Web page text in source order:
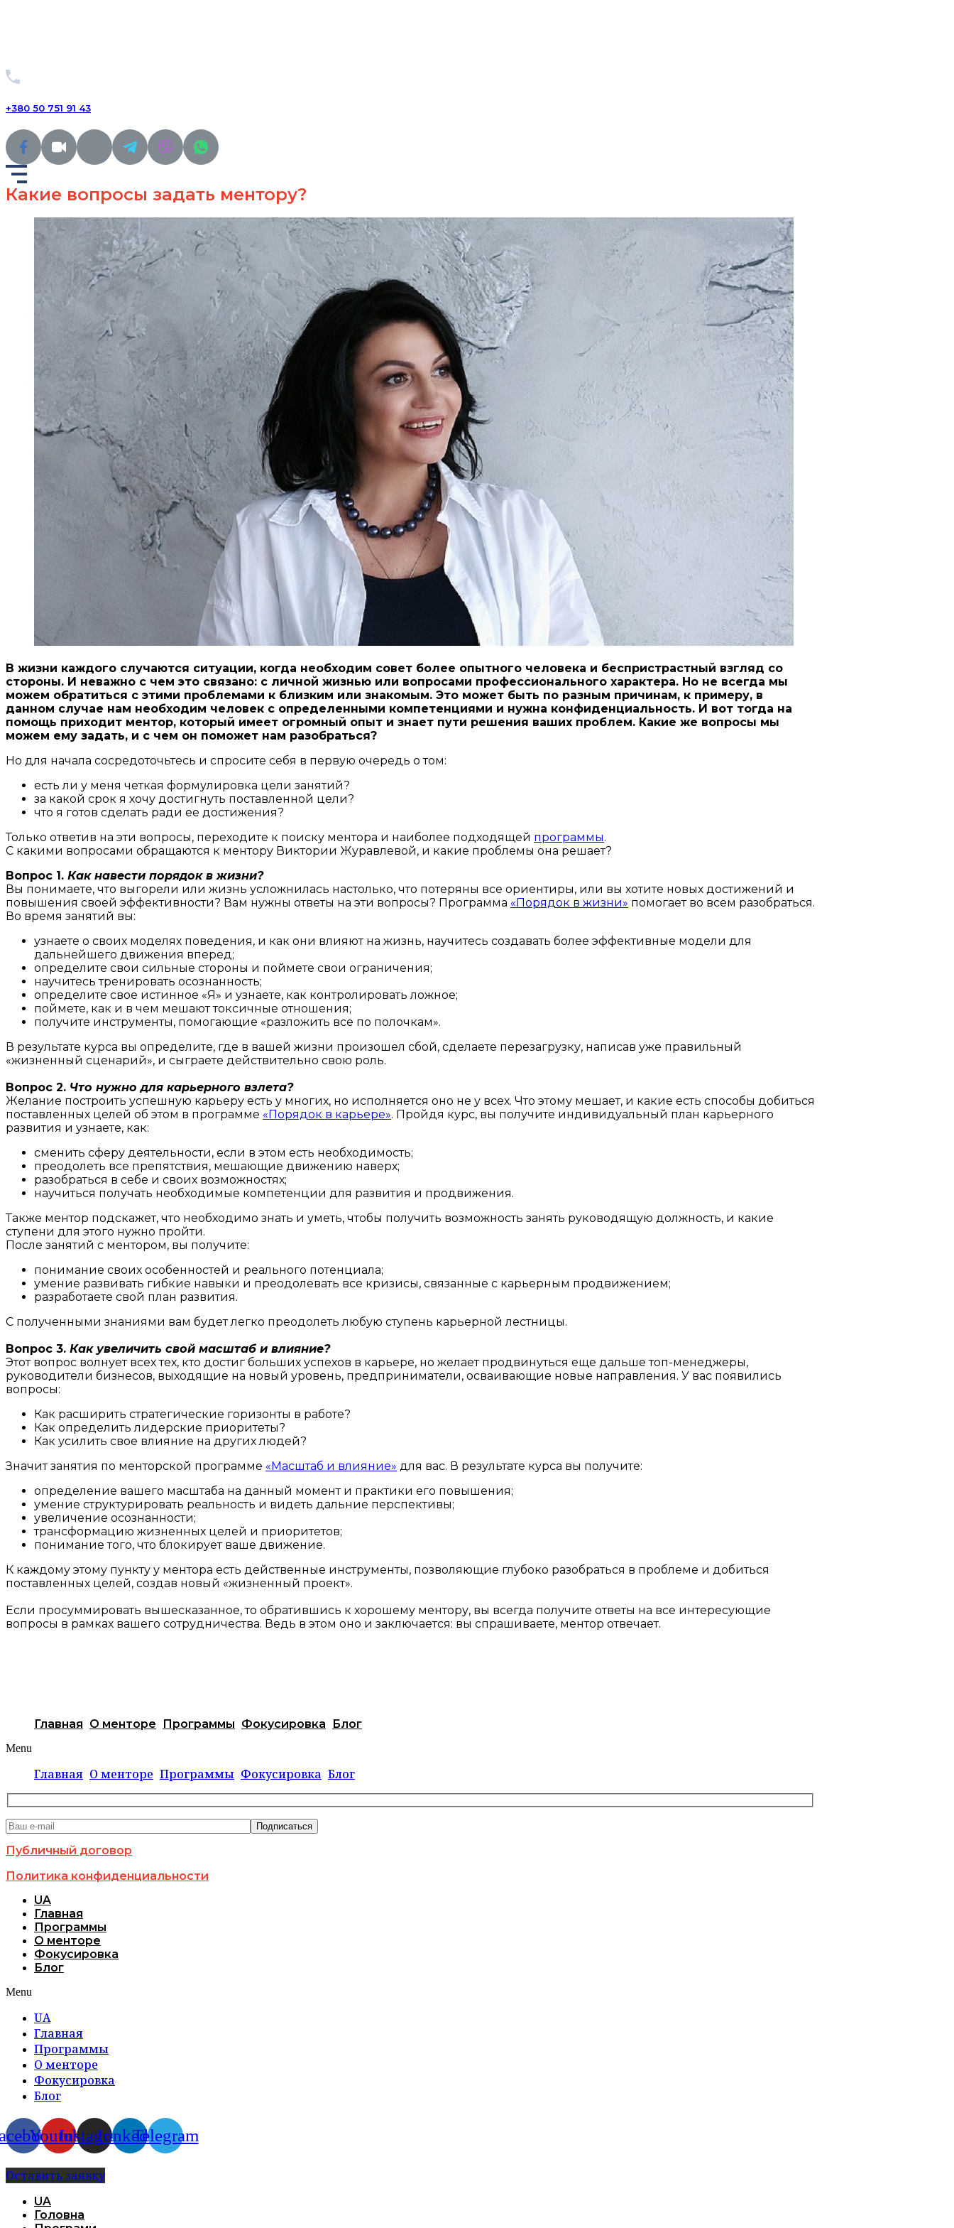
+380 50 751 91 43
Какие вопросы задать ментору?
В жизни каждого случаются ситуации, когда необходим совет более опытного человека и беспристрастный взгляд со
стороны. И неважно с чем это связано: с личной жизнью или вопросами профессионального характера. Но не всегда мы
можем обратиться с этими проблемами к близким или знакомым. Это может быть по разным причинам, к примеру, в
данном случае нам необходим человек с определенными компетенциями и нужна конфиденциальность. И вот тогда на
помощь приходит ментор, который имеет огромный опыт и знает пути решения ваших проблем. Какие же вопросы мы
можем ему задать, и с чем он поможет нам разобраться?
Но для начала сосредоточьтесь и спросите себя в первую очередь о том:
есть ли у меня четкая формулировка цели занятий?
за какой срок я хочу достигнуть поставленной цели?
что я готов сделать ради ее достижения?
Только ответив на эти вопросы, переходите к поиску ментора и наиболее подходящей программы.
С какими вопросами обращаются к ментору Виктории Журавлевой, и какие проблемы она решает?
Вопрос 1. Как навести порядок в жизни?
Вы понимаете, что выгорели или жизнь усложнилась настолько, что потеряны все ориентиры, или вы хотите новых достижений и
повышения своей эффективности? Вам нужны ответы на эти вопросы? Программа «Порядок в жизни» помогает во всем разобраться.
Во время занятий вы:
узнаете о своих моделях поведения, и как они влияют на жизнь, научитесь создавать более эффективные модели для
дальнейшего движения вперед;
определите свои сильные стороны и поймете свои ограничения;
научитесь тренировать осознанность;
определите свое истинное «Я» и узнаете, как контролировать ложное;
поймете, как и в чем мешают токсичные отношения;
получите инструменты, помогающие «разложить все по полочкам».
В результате курса вы определите, где в вашей жизни произошел сбой, сделаете перезагрузку, написав уже правильный
«жизненный сценарий», и сыграете действительно свою роль.
Вопрос 2. Что нужно для карьерного взлета?
Желание построить успешную карьеру есть у многих, но исполняется оно не у всех. Что этому мешает, и какие есть способы добиться
поставленных целей об этом в программе «Порядок в карьере». Пройдя курс, вы получите индивидуальный план карьерного
развития и узнаете, как:
сменить сферу деятельности, если в этом есть необходимость;
преодолеть все препятствия, мешающие движению наверх;
разобраться в себе и своих возможностях;
научиться получать необходимые компетенции для развития и продвижения.
Также ментор подскажет, что необходимо знать и уметь, чтобы получить возможность занять руководящую должность, и какие
ступени для этого нужно пройти.
После занятий с ментором, вы получите:
понимание своих особенностей и реального потенциала;
умение развивать гибкие навыки и преодолевать все кризисы, связанные с карьерным продвижением;
разработаете свой план развития.
С полученными знаниями вам будет легко преодолеть любую ступень карьерной лестницы.
Вопрос 3. Как увеличить свой масштаб и влияние?
Этот вопрос волнует всех тех, кто достиг больших успехов в карьере, но желает продвинуться еще дальше топ-менеджеры,
руководители бизнесов, выходящие на новый уровень, предприниматели, осваивающие новые направления. У вас появились
вопросы:
Как расширить стратегические горизонты в работе?
Как определить лидерские приоритеты?
Как усилить свое влияние на других людей?
Значит занятия по менторской программе «Масштаб и влияние» для вас. В результате курса вы получите:
определение вашего масштаба на данный момент и практики его повышения;
умение структурировать реальность и видеть дальние перспективы;
увеличение осознанности;
трансформацию жизненных целей и приоритетов;
понимание того, что блокирует ваше движение.
К каждому этому пункту у ментора есть действенные инструменты, позволяющие глубоко разобраться в проблеме и добиться
поставленных целей, создав новый «жизненный проект».
Если просуммировать вышесказанное, то обратившись к хорошему ментору, вы всегда получите ответы на все интересующие
вопросы в рамках вашего сотрудничества. Ведь в этом оно и заключается: вы спрашиваете, ментор отвечает.
Главная О менторе Программы Фокусировка Блог
Menu
Главная О менторе Программы Фокусировка Блог
Публичный договор
Политика конфиденциальности
UA
Главная
Программы
О менторе
Фокусировка
Блог
Menu
UA
Главная
Программы
О менторе
Фокусировка
Блог
YoutubeInstagramLinkedinTelegram
Оставить заявку
UA
Головна